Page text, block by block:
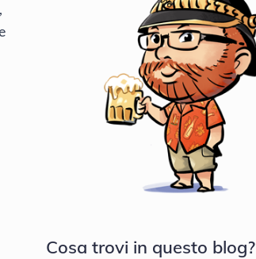
Cosa trovi in questo blog?